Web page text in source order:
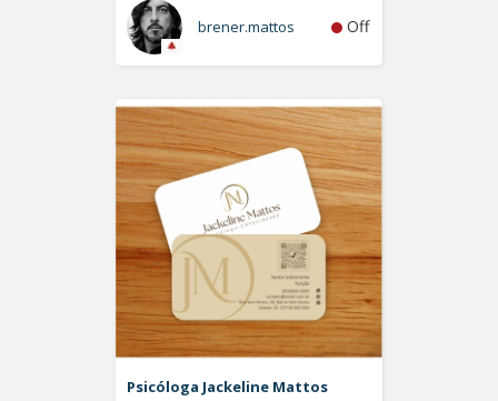
brener.mattos Off
Psicóloga Jackeline Mattos